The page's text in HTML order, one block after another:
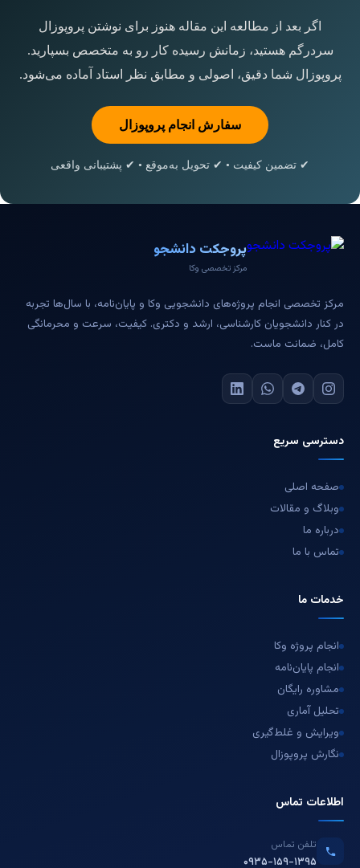
اگر بعد از مطالعه این مقاله هنوز برای نوشتن پروپوزال
سردرگم هستید، زمانش رسیده کار رو به متخصص بسپارید.
پروپوزال شما دقیق، اصولی و مطابق نظر استاد آماده می‌شود.
سفارش انجام پروپوزال
✔ تضمین کیفیت • ✔ تحویل به‌موقع • ✔ پشتیبانی واقعی
پروجکت دانشجو
مرکز تخصصی وکا
مرکز تخصصی انجام پروژه‌های دانشجویی وکا و پایان‌نامه، با سال‌ها تجربه
در کنار دانشجویان کارشناسی، ارشد و دکتری. کیفیت، سرعت و محرمانگی
کامل، ضمانت ماست.
دسترسی سریع
صفحه اصلی
وبلاگ و مقالات
درباره ما
تماس با ما
خدمات ما
انجام پروژه وکا
انجام پایان‌نامه
مشاوره رایگان
تحلیل آماری
ویرایش و غلط‌گیری
نگارش پروپوزال
اطلاعات تماس
تلفن تماس
۰۹۳۵-۱۵۹-۱۳۹۵